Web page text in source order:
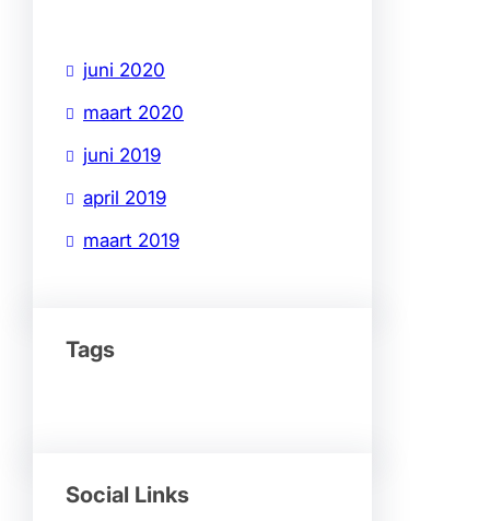
juni 2020
maart 2020
juni 2019
april 2019
maart 2019
Tags
Social Links